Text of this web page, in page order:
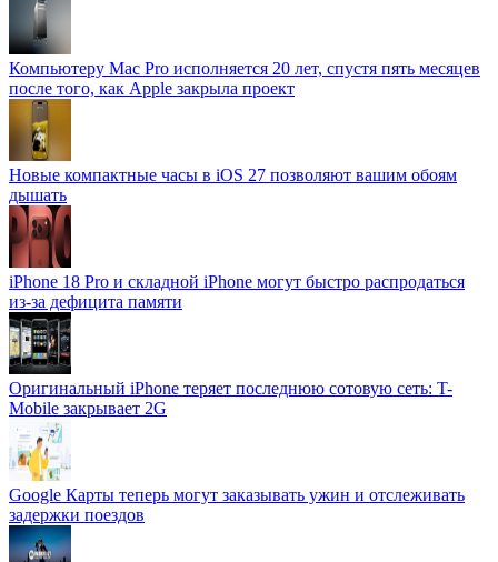
Компьютеру Mac Pro исполняется 20 лет, спустя пять месяцев
после того, как Apple закрыла проект
Новые компактные часы в iOS 27 позволяют вашим обоям
дышать
iPhone 18 Pro и складной iPhone могут быстро распродаться
из-за дефицита памяти
Оригинальный iPhone теряет последнюю сотовую сеть: T-
Mobile закрывает 2G
Google Карты теперь могут заказывать ужин и отслеживать
задержки поездов